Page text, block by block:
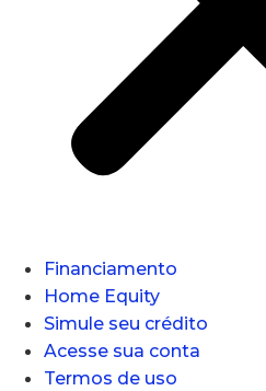
Financiamento
Home Equity
Simule seu crédito
Acesse sua conta
Termos de uso